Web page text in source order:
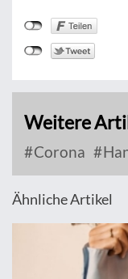
Weitere
Corona
Ähnliche Artikel